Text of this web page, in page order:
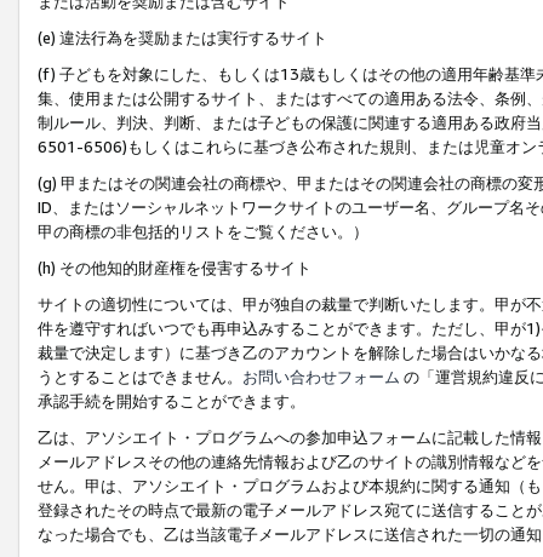
(e) 違法行為を奨励または実行するサイト
(f) 子どもを対象にした、もしくは13歳もしくはその他の適用年齢基
集、使用または公開するサイト、またはすべての適用ある法令、条例
制ルール、判決、判断、または子どもの保護に関連する適用ある政府
6501-6506)もしくはこれらに基づき公布された規則、または児童オン
(g) 甲またはその関連会社の商標や、甲またはその関連会社の商標の
ID、またはソーシャルネットワークサイトのユーザー名、グループ名
甲の商標の非包括的リストをご覧ください。）
(h) その他知的財産権を侵害するサイト
サイトの適切性については、甲が独自の裁量で判断いたします。甲が
件を遵守すればいつでも再申込みすることができます。ただし、甲が
裁量で決定します）に基づき乙のアカウントを解除した場合はいかな
うとすることはできません。 お問い合わせフォーム の「運営規約違反
承認手続を開始することができます。
乙は、アソシエイト・プログラムへの参加申込フォームに記載した情
メールアドレスその他の連絡先情報および乙のサイトの識別情報など
せん。甲は、アソシエイト・プログラムおよび本規約に関する通知（
登録されたその時点で最新の電子メールアドレス宛てに送信すること
なった場合でも、乙は当該電子メールアドレスに送信された一切の通